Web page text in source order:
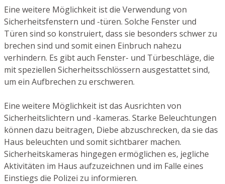
Eine weitere Möglichkeit ist die Verwendung von
Sicherheitsfenstern und -türen. Solche Fenster und
Türen sind so konstruiert, dass sie besonders schwer zu
brechen sind und somit einen Einbruch nahezu
verhindern. Es gibt auch Fenster- und Türbeschläge, die
mit speziellen Sicherheitsschlössern ausgestattet sind,
um ein Aufbrechen zu erschweren.
Eine weitere Möglichkeit ist das Ausrichten von
Sicherheitslichtern und -kameras. Starke Beleuchtungen
können dazu beitragen, Diebe abzuschrecken, da sie das
Haus beleuchten und somit sichtbarer machen.
Sicherheitskameras hingegen ermöglichen es, jegliche
Aktivitäten im Haus aufzuzeichnen und im Falle eines
Einstiegs die Polizei zu informieren.